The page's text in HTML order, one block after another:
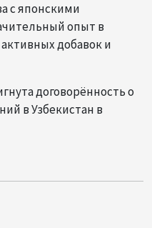
с японскими
опыт в
добавок и
договорённость о
в Узбекистан в